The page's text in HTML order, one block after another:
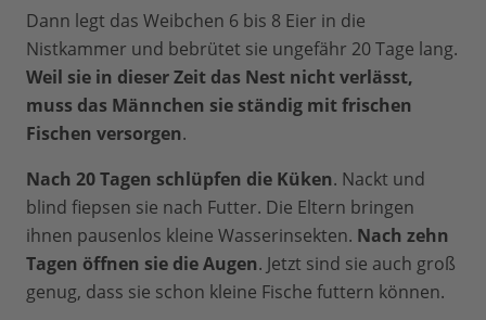
Dann legt das Weibchen 6 bis 8 Eier in die
Nistkammer und bebrütet sie ungefähr 20 Tage lang.
Weil sie in dieser Zeit das Nest nicht verlässt,
muss das Männchen sie ständig mit frischen
Fischen versorgen.
Nach 20 Tagen schlüpfen die Küken. Nackt und
blind fiepsen sie nach Futter. Die Eltern bringen
ihnen pausenlos kleine Wasserinsekten. Nach zehn
Tagen öffnen sie die Augen. Jetzt sind sie auch groß
genug, dass sie schon kleine Fische futtern können.